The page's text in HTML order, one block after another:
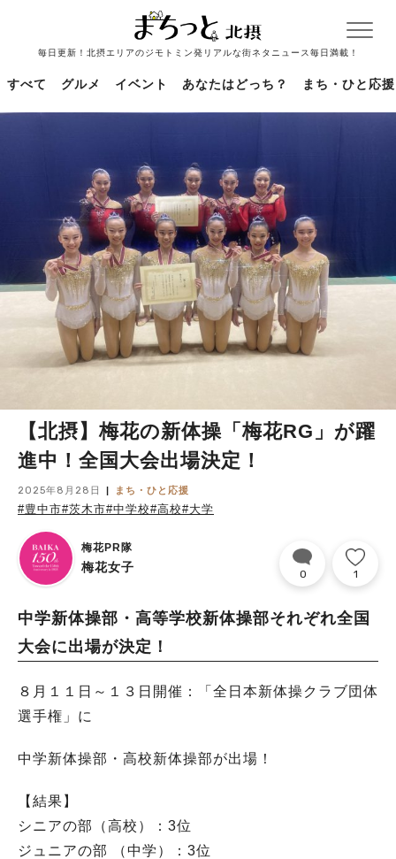
毎日更新！北摂エリアのジモトミン発リアルな街ネタニュース毎日満載！
すべて グルメ イベント あなたはどっち？ まち・ひと応援
【北摂】梅花の新体操「梅花RG」が躍
進中！全国大会出場決定！
2025年8月28日 まち・ひと応援
#豊中市#茨木市#中学校#高校#大学
梅花PR隊
梅花女子 0 1
中学新体操部・高等学校新体操部それぞれ全国
大会に出場が決定！
８月１１日～１３日開催：「全日本新体操クラブ団体
選手権」に
中学新体操部・高校新体操部が出場！
【結果】
シニアの部（高校）：3位
ジュニアの部 （中学）：3位